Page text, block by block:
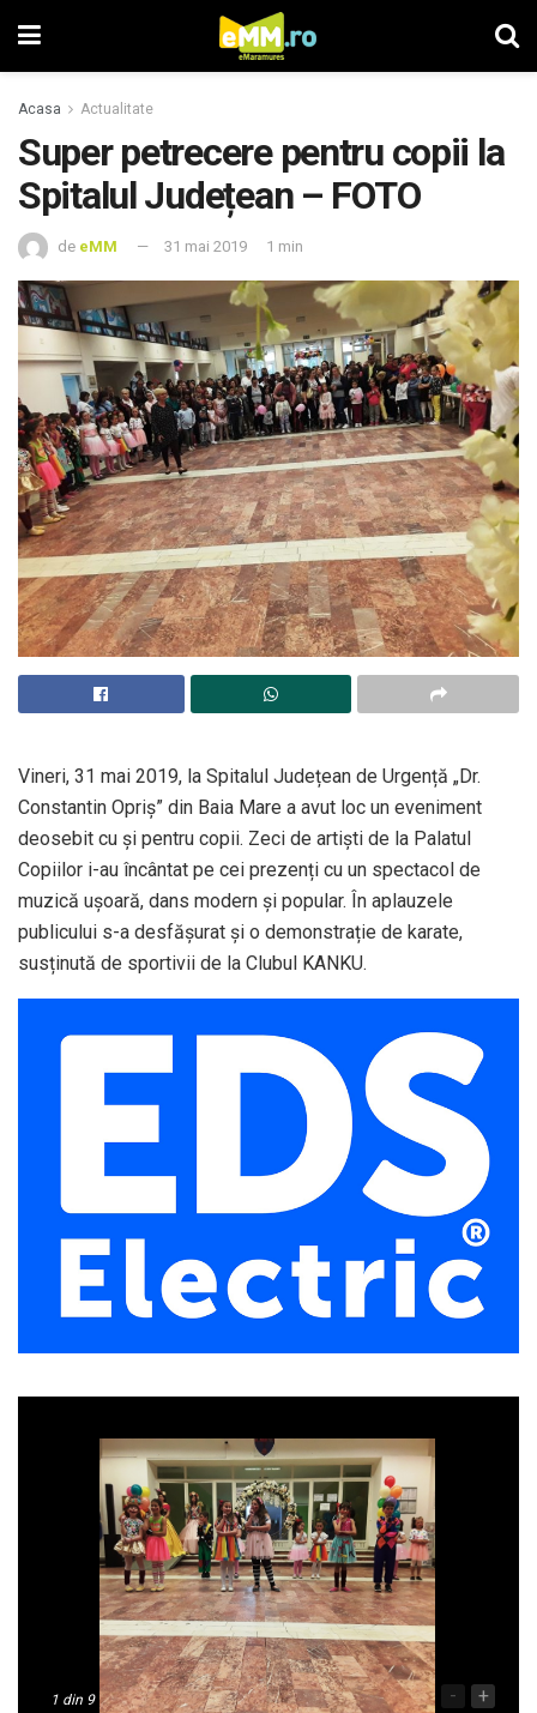
Acasa Actualitate
Super petrecere pentru copii la
Spitalul Județean – FOTO
de eMM 31 mai 2019 1 min
Vineri, 31 mai 2019, la Spitalul Județean de Urgență „Dr.
Constantin Opriș” din Baia Mare a avut loc un eveniment
deosebit cu și pentru copii. Zeci de artiști de la Palatul
Copiilor i-au încântat pe cei prezenți cu un spectacol de
muzică ușoară, dans modern și popular. În aplauzele
publicului s-a desfășurat și o demonstrație de karate,
susținută de sportivii de la Clubul KANKU.
1 din 9 - +